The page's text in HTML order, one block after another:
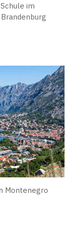
im
Montenegro